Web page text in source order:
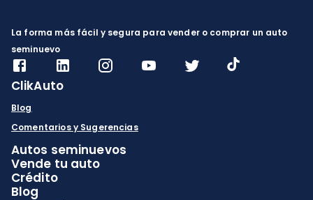
La forma más fácil y segura para vender o comprar un auto
seminuevo
ClikAuto
Blog
Comentarios y Sugerencias
Autos seminuevos
Vende tu auto
Crédito
Blog